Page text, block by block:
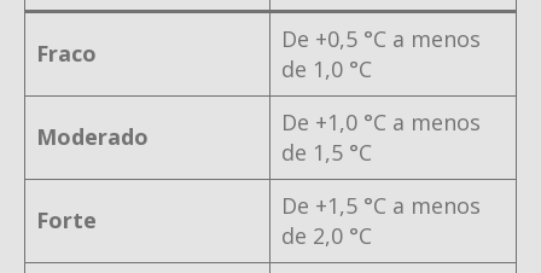
Fraco
De +0,5 °C a menos
de 1,0 °C
Moderado
De +1,0 °C a menos
de 1,5 °C
Forte
De +1,5 °C a menos
de 2,0 °C